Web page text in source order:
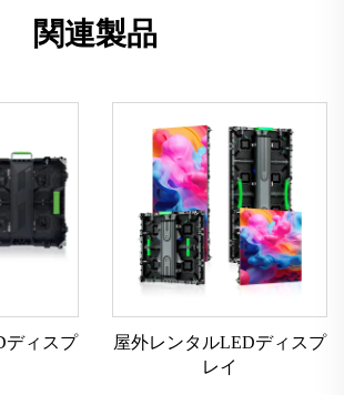
関連製品
ディスプ
屋外レンタルLEDディスプ
レイ